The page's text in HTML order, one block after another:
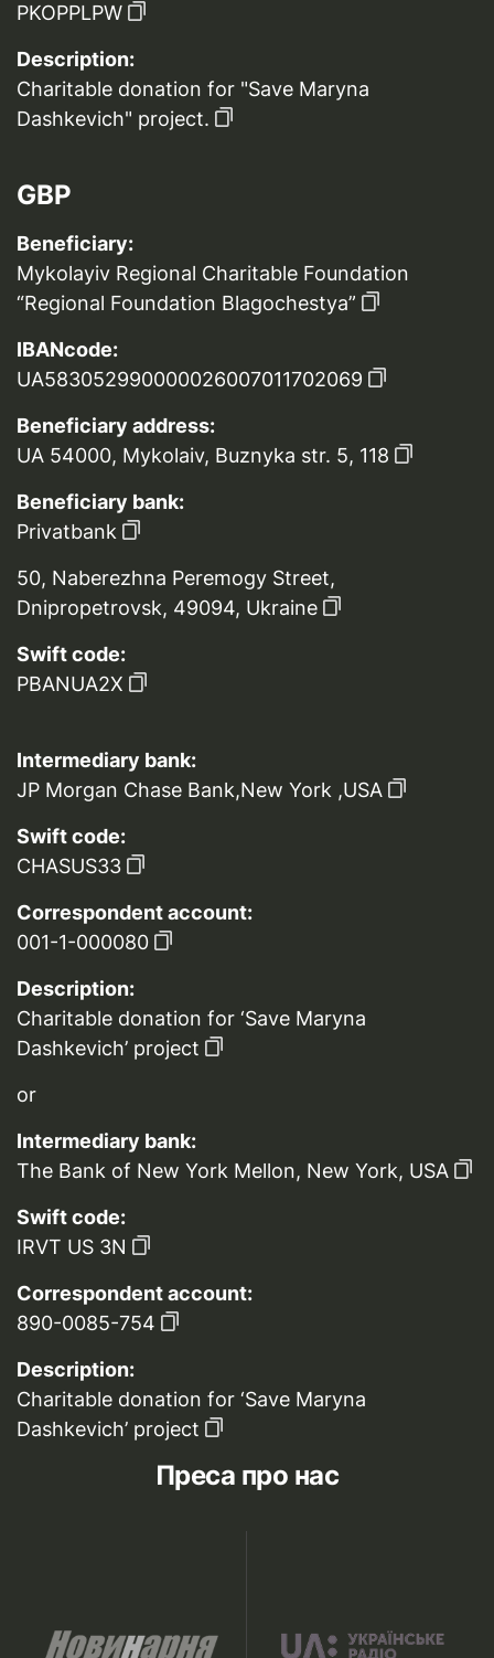
PKOPPLPW
Description:
Charitable donation for "Save Maryna
Dashkevich" project.
GBP
Beneficiary:
Mykolayiv Regional Charitable Foundation
“Regional Foundation Blagochestya”
IBANcode:
UA583052990000026007011702069
Beneficiary address:
UA 54000, Mykolaiv, Buznyka str. 5, 118
Beneficiary bank:
Privatbank
50, Naberezhna Peremogy Street,
Dnipropetrovsk, 49094, Ukraine
Swift code:
PBANUA2X
Intermediary bank:
JP Morgan Chase Bank,New York ,USA
Swift code:
CHASUS33
Correspondent account:
001-1-000080
Description:
Charitable donation for ‘Save Maryna
Dashkevich’ project
or
Intermediary bank:
The Bank of New York Mellon, New York, USA
Swift code:
IRVT US 3N
Correspondent account:
890-0085-754
Description:
Charitable donation for ‘Save Maryna
Dashkevich’ project
Преса про нас